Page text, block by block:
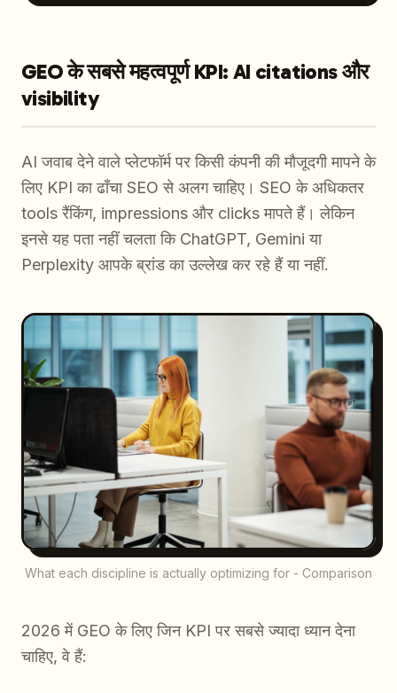
GEO के सबसे महत्वपूर्ण KPI: AI citations और
visibility
AI जवाब देने वाले प्लेटफॉर्म पर किसी कंपनी की मौजूदगी मापने के
लिए KPI का ढाँचा SEO से अलग चाहिए। SEO के अधिकतर
tools रैंकिंग, impressions और clicks मापते हैं। लेकिन
इनसे यह पता नहीं चलता कि ChatGPT, Gemini या
Perplexity आपके ब्रांड का उल्लेख कर रहे हैं या नहीं.
What each discipline is actually optimizing for - Comparison
2026 में GEO के लिए जिन KPI पर सबसे ज्यादा ध्यान देना
चाहिए, वे हैं: